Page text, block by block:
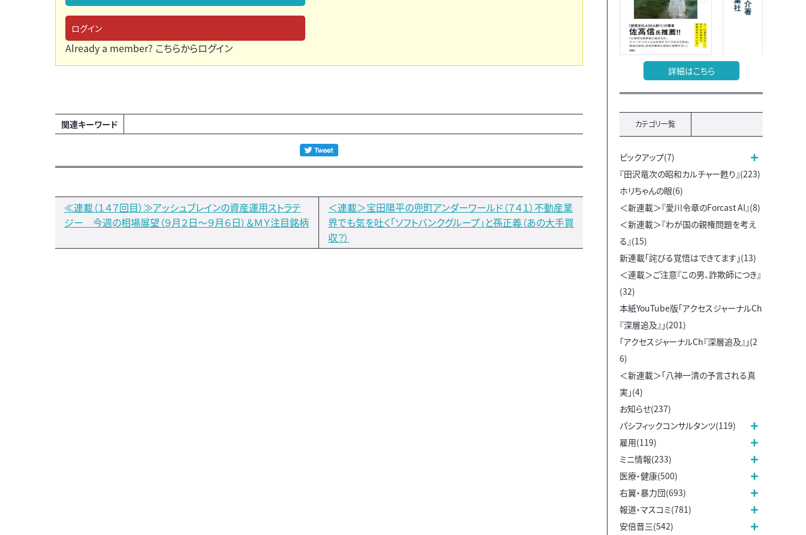
ログイン
Already a member? こちらからログイン
関連キーワード
≪連載（１４７回目）≫アッシュブレインの資産運用ストラテ
ジー 今週の相場展望（９月２日～９月６日）＆ＭＹ注目銘柄
＜連載＞宝田陽平の兜町アンダーワールド（７４１）不動産業
界でも気を吐く「ソフトバンクグループ」と孫正義（あの大手買
収？）
詳細はこちら
カテゴリ一覧
ピックアップ(7)
『田沢竜次の昭和カルチャー甦り』(223)
ホリちゃんの眼(6)
＜新連載＞『愛川令章のForcast AI』(8)
＜新連載＞『わが国の親権問題を考え
る』(15)
新連載「詫びる覚悟はできてます」(13)
＜連載＞ご注意『この男、詐欺師につき』
(32)
本紙YouTube版「アクセスジャーナルCh
『深層追及』」(201)
「アクセスジャーナルCh『深層追及』」(2
6)
＜新連載＞「八神一清の予言される真
実」(4)
お知らせ(237)
パシフィックコンサルタンツ(119)
雇用(119)
ミニ情報(233)
医療・健康(500)
右翼・暴力団(693)
報道・マスコミ(781)
安倍晋三(542)